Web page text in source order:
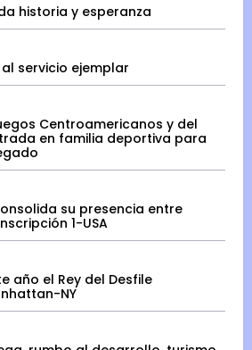
historia y esperanza
al servicio ejemplar
Centroamericanos y del
en familia deportiva para
su presencia entre
1-USA
año el Rey del Desfile
NY